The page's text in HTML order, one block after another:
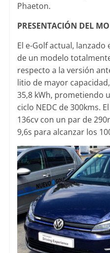
Phaeton.
PRESENTACIÓN DEL
El e-Golf actual,
de un modelo
respecto a la versión
litio de mayor
35,8 kWh, prometiendo
ciclo NEDC de 300kms.
136cv con un par de
9,6s para alcanzar los